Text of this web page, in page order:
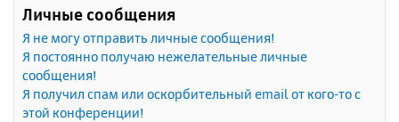
Личные сообщения
Я не могу отправить личные сообщения!
Я постоянно получаю нежелательные личные
сообщения!
Я получил спам или оскорбительный email от кого-то с
этой конференции!